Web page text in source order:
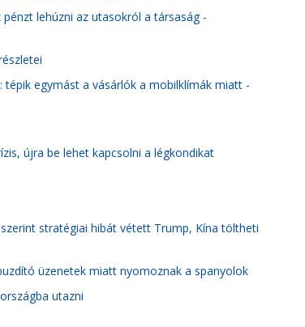
lehúzni az utasokról a társaság -
egymást a vásárlók a mobilklímák miatt -
újra be lehet kapcsolni a légkondikat
stratégiai hibát vétett Trump, Kína töltheti
üzenetek miatt nyomoznak a spanyolok
utazni